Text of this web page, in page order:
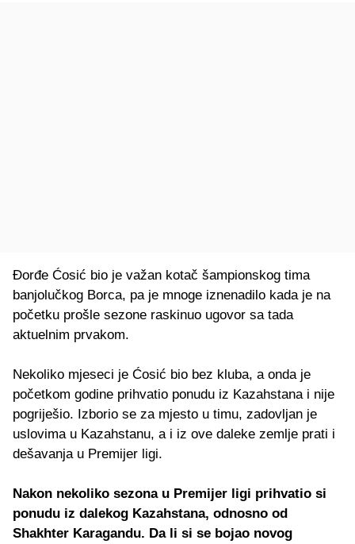
Đorđe Ćosić bio je važan kotač šampionskog tima
banjolučkog Borca, pa je mnoge iznenadilo kada je na
početku prošle sezone raskinuo ugovor sa tada
aktuelnim prvakom.
Nekoliko mjeseci je Ćosić bio bez kluba, a onda je
početkom godine prihvatio ponudu iz Kazahstana i nije
pogriješio. Izborio se za mjesto u timu, zadovljan je
uslovima u Kazahstanu, a i iz ove daleke zemlje prati i
dešavanja u Premijer ligi.
Nakon nekoliko sezona u Premijer ligi prihvatio si
ponudu iz dalekog Kazahstana, odnosno od
Shakhter Karagandu. Da li si se bojao novog